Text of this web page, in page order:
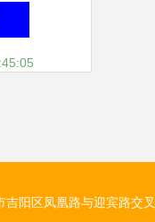
吉阳区凤凰路与迎宾路交